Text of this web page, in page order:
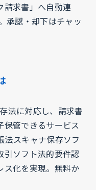
請求書」へ自動連
承認・却下はチャッ
法に対応し、請求書
保管できるサービス
法スキャナ保存ソフ
引ソフト法的要件認
ス化を実現。無料か